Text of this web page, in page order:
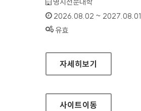
인증기간 :
2026.08.02 ~ 2027.08.01
상태 :
유효
명지전문대학
자세히보기
사이트이동